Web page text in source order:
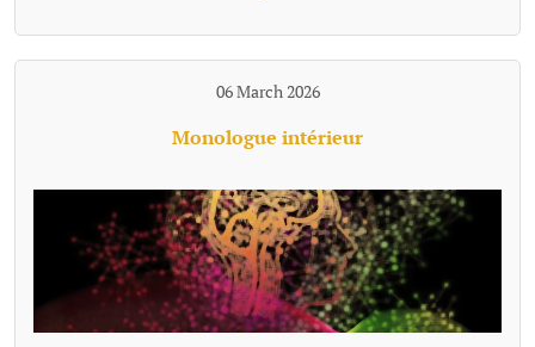
06 March 2026
Monologue intérieur